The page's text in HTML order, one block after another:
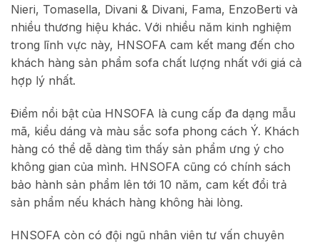
Nieri, Tomasella, Divani & Divani, Fama, EnzoBerti và
nhiều thương hiệu khác. Với nhiều năm kinh nghiệm
trong lĩnh vực này, HNSOFA cam kết mang đến cho
khách hàng sản phẩm sofa chất lượng nhất với giá cả
hợp lý nhất.
Điểm nổi bật của HNSOFA là cung cấp đa dạng mẫu
mã, kiểu dáng và màu sắc sofa phong cách Ý. Khách
hàng có thể dễ dàng tìm thấy sản phẩm ưng ý cho
không gian của mình. HNSOFA cũng có chính sách
bảo hành sản phẩm lên tới 10 năm, cam kết đổi trả
sản phẩm nếu khách hàng không hài lòng.
HNSOFA còn có đội ngũ nhân viên tư vấn chuyên